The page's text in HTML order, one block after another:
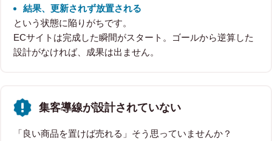
結果、更新されず放置される
という状態に陥りがちです。
ECサイトは完成した瞬間がスタート。ゴールから逆算した
設計がなければ、成果は出ません。
集客導線が設計されていない
「良い商品を置けば売れる」そう思っていませんか？